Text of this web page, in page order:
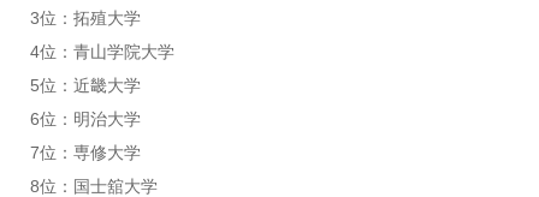
3位：拓殖大学
4位：青山学院大学
5位：近畿大学
6位：明治大学
7位：専修大学
8位：国士舘大学